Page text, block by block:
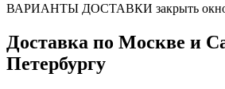
ВАРИАНТЫ ДОСТАВКИ закрыть
Доставка по Москве и
Петербургу